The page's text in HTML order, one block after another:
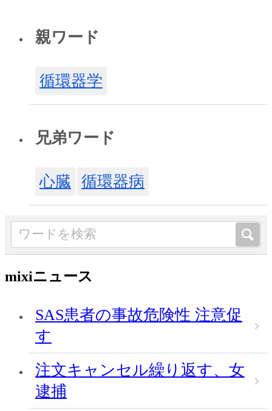
親ワード
循環器学
兄弟ワード
心臓 循環器病
mixiニュース
SAS患者の事故危険性 注意促
す
注文キャンセル繰り返す、女
逮捕